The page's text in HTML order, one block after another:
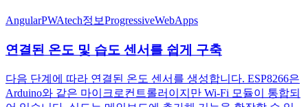
AngularPWAtech정보ProgressiveWebApps
연결된 온도 및 습도 센서를 쉽게 구축
다음 단계에 따라 연결된 온도 센서를 생성합니다. ESP8266은
Arduino와 같은 마이크로컨트롤러이지만 Wi-Fi 모듈이 통합되